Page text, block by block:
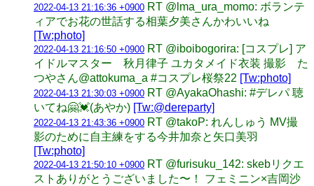
2022-04-13 21:16:36 +0900 RT @lma_ura_momo: ボランテ
ィアでお花の世話する相葉夕美さんかわいいね
[Tw:photo]
2022-04-13 21:16:50 +0900 RT @iboibogorira: [コスプレ] ア
イドルマスター 秋月律子 ユカタメイド衣装 撮影 た
つやさん@attokuma_a #コスプレ桜祭22 [Tw:photo]
2022-04-13 21:30:03 +0900 RT @AyakaOhashi: #デレパ 聴
いてね🤗💓(あやか) [Tw:@dereparty]
2022-04-13 21:43:36 +0900 RT @takoP: れんしゅう MV撮
影のために自主練をする今井加奈と矢口美羽
[Tw:photo]
2022-04-13 21:50:10 +0900 RT @furisuku_142: skebリクエ
ストありがとうございました〜！ フェミニン×吉岡沙